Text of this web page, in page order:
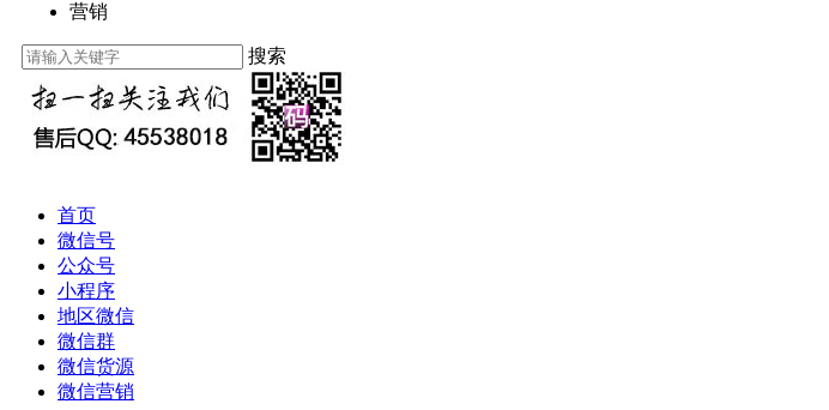
营销
搜索
首页
微信号
公众号
小程序
地区微信
微信群
微信货源
微信营销